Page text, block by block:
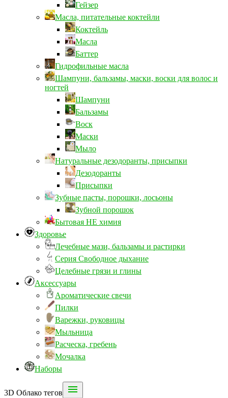
Гейзер
Масла, питательные коктейли
Коктейль
Масла
Баттер
Гидрофильные масла
Шампуни, бальзамы, маски, воски для волос и
ногтей
Шампуни
Бальзамы
Воск
Маски
Мыло
Натуральные дезодоранты, присыпки
Дезодоранты
Присыпки
Зубные пасты, порошки, лосьоны
Зубной порошок
Бытовая НЕ химия
Здоровье
Лечебные мази, бальзамы и растирки
Серия Свободное дыхание
Целебные грязи и глины
Аксессуары
Ароматические свечи
Пилки
Варежки, руковицы
Мыльница
Расческа, гребень
Мочалка
Наборы
3D Облако тегов 